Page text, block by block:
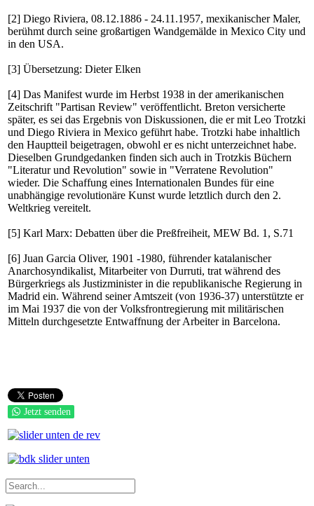
[2] Diego Riviera, 08.12.1886 - 24.11.1957, mexikanischer Maler,
berühmt durch seine großartigen Wandgemälde in Mexico City und
in den USA.
[3] Übersetzung: Dieter Elken
[4] Das Manifest wurde im Herbst 1938 in der amerikanischen
Zeitschrift "Partisan Review" veröffentlicht. Breton versicherte
später, es sei das Ergebnis von Diskussionen, die er mit Leo Trotzki
und Diego Riviera in Mexico geführt habe. Trotzki habe inhaltlich
den Hauptteil beigetragen, obwohl er es nicht unterzeichnet habe.
Dieselben Grundgedanken finden sich auch in Trotzkis Büchern
"Literatur und Revolution" sowie in "Verratene Revolution"
wieder. Die Schaffung eines Internationalen Bundes für eine
unabhängige revolutionäre Kunst wurde letztlich durch den 2.
Weltkrieg vereitelt.
[5] Karl Marx: Debatten über die Preßfreiheit, MEW Bd. 1, S.71
[6] Juan Garcia Oliver, 1901 -1980, führender katalanischer
Anarchosyndikalist, Mitarbeiter von Durruti, trat während des
Bürgerkriegs als Justizminister in die republikanische Regierung in
Madrid ein. Während seiner Amtszeit (von 1936-37) unterstützte er
im Mai 1937 die von der Volksfrontregierung mit militärischen
Mitteln durchgesetzte Entwaffnung der Arbeiter in Barcelona.
Jetzt senden